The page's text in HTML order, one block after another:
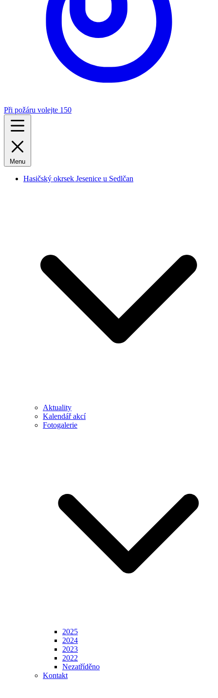
Při požáru volejte 150
Menu
Hasičský okrsek Jesenice u Sedlčan
Aktuality
Kalendář akcí
Fotogalerie
2025
2024
2023
2022
Nezatříděno
Kontakt